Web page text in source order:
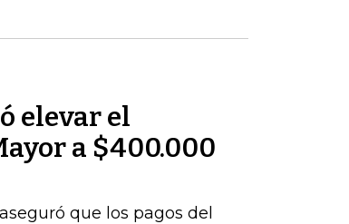
elevar el
a $400.000
que los pagos del